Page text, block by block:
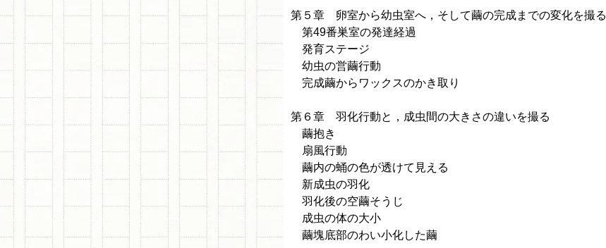
第５章 卵室から幼虫室へ，そして繭の完成までの変化を撮る
第49番巣室の発達経過
発育ステージ
幼虫の営繭行動
完成繭からワックスのかき取り
第６章 羽化行動と，成虫間の大きさの違いを撮る
繭抱き
扇風行動
繭内の蛹の色が透けて見える
新成虫の羽化
羽化後の空繭そうじ
成虫の体の大小
繭塊底部のわい小化した繭